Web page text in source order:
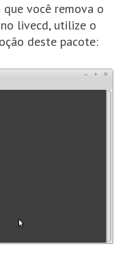
que você remova o
livecd, utilize o
deste pacote: